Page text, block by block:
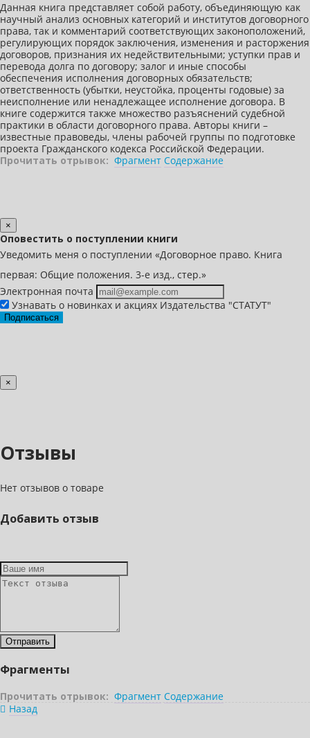
Данная книга представляет собой работу, объединяющую как
научный анализ основных категорий и институтов договорного
права, так и комментарий соответствующих законоположений,
регулирующих порядок заключения, изменения и расторжения
договоров, признания их недействительными; уступки прав и
перевода долга по договору; залог и иные способы
обеспечения исполнения договорных обязательств;
ответственность (убытки, неустойка, проценты годовые) за
неисполнение или ненадлежащее исполнение договора. В
книге содержится также множество разъяснений судебной
практики в области договорного права. Авторы книги –
известные правоведы, члены рабочей группы по подготовке
проекта Гражданского кодекса Российской Федерации.
Прочитать отрывок: Фрагмент Содержание
×
Оповестить о поступлении книги
Уведомить меня о поступлении «Договорное право. Книга
первая: Общие положения. 3-е изд., стер.»
Электронная почта
Узнавать о новинках и акциях Издательства "СТАТУТ"
Подписаться
×
Отзывы
Нет отзывов о товаре
Добавить отзыв
Фрагменты
Прочитать отрывок: Фрагмент Содержание
Назад